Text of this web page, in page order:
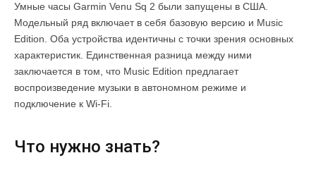
Умные часы Garmin Venu Sq 2 были запущены в США.
Модельный ряд включает в себя базовую версию и Music
Edition. Оба устройства идентичны с точки зрения основных
характеристик. Единственная разница между ними
заключается в том, что Music Edition предлагает
воспроизведение музыки в автономном режиме и
подключение к Wi-Fi.
Что нужно знать?